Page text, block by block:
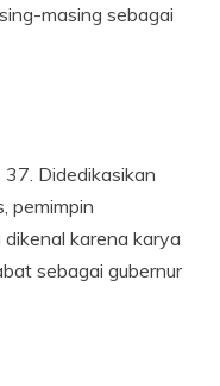
masing sebagai
37. Didedikasikan
pemimpin
karena karya
sebagai gubernur